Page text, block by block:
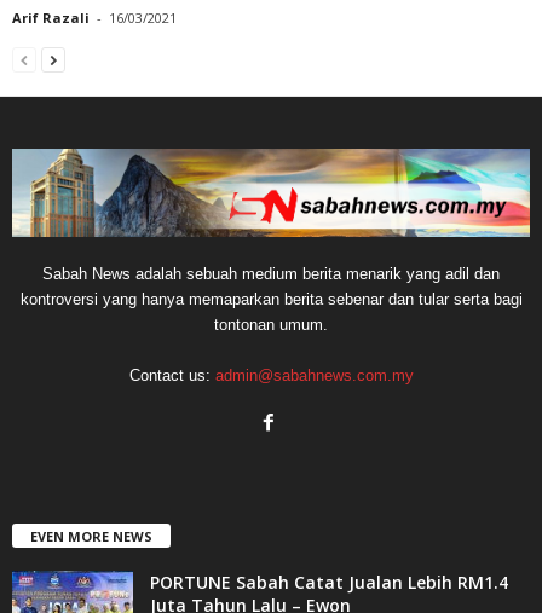
Arif Razali - 16/03/2021
Sabah News adalah sebuah medium berita menarik yang adil dan
kontroversi yang hanya memaparkan berita sebenar dan tular serta bagi
tontonan umum.
Contact us: admin@sabahnews.com.my
EVEN MORE NEWS
PORTUNE Sabah Catat Jualan Lebih RM1.4
Juta Tahun Lalu – Ewon